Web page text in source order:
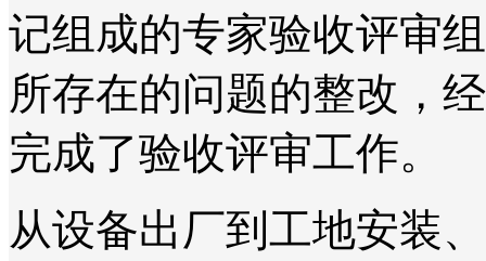
记组成的专家验收评审
所存在的问题的整改，
完成了验收评审工作。
从设备出厂到工地安装